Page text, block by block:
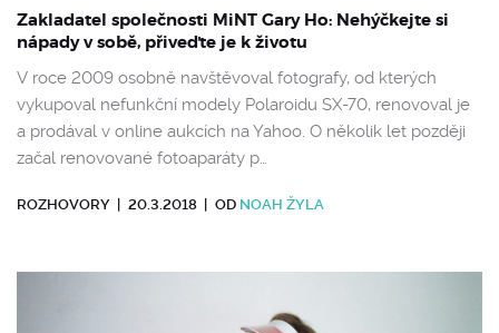
Zakladatel společnosti MiNT Gary Ho: Nehýčkejte si
nápady v sobě, přiveďte je k životu
V roce 2009 osobně navštěvoval fotografy, od kterých
vykupoval nefunkční modely Polaroidu SX-70, renovoval je
a prodával v online aukcích na Yahoo. O několik let později
začal renovované fotoaparáty p…
ROZHOVORY 20.3.2018 OD NOAH ŽYLA